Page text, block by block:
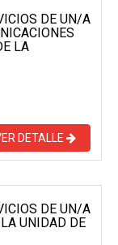
DE UN/A
LA
DETALLE
DE UN/A
UNIDAD DE